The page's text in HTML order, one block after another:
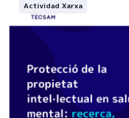
Actividad Xarxa